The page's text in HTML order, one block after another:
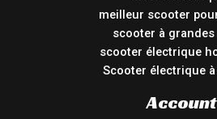
meilleur scooter
scooter à
scooter électrique
Scooter électrique
Account